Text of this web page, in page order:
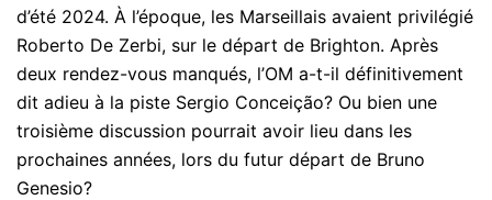
d’été 2024. À l’époque, les Marseillais avaient privilégié
Roberto De Zerbi, sur le départ de Brighton. Après
deux rendez-vous manqués, l’OM a-t-il définitivement
dit adieu à la piste Sergio Conceição? Ou bien une
troisième discussion pourrait avoir lieu dans les
prochaines années, lors du futur départ de Bruno
Genesio?